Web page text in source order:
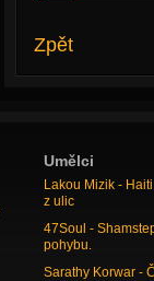
Zpět
Umělci
Lakou Mizik -
z ulic
47Soul -
pohybu.
Sarathy Korwar -